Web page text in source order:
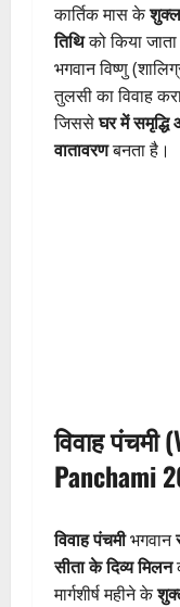
कार्तिक मास केशुक्ल
तिथिको किया
भगवान विष्णु
तुलसी का विवाह
जिससेघर में
वातावरणबनता है।
विवाह पंचमी
Panchami
विवाह पंचमीभगवान
सीता के दिव्य मिलन
मार्गशीर्ष महीने के